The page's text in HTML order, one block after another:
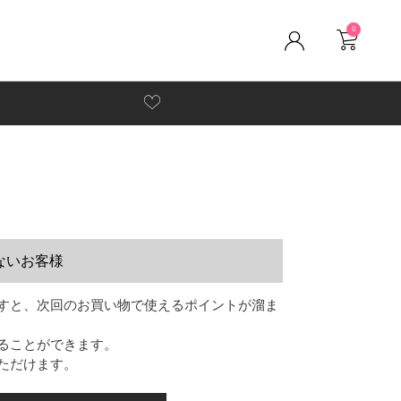
0
いお客様
と、次回のお買い物で使えるポイントが溜ま
ことができます。
だけます。